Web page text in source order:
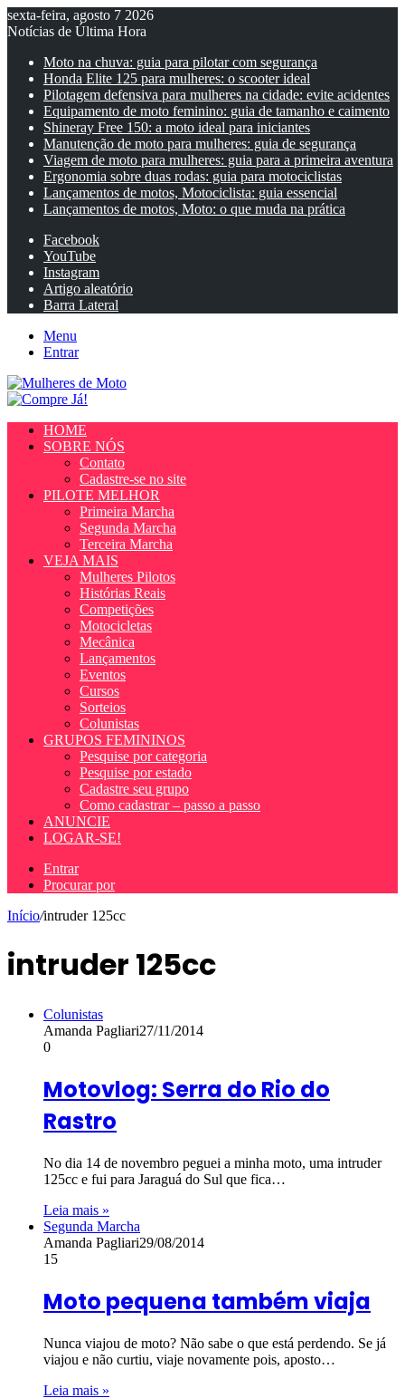
sexta-feira, agosto 7 2026
Notícias de Última Hora
Moto na chuva: guia para pilotar com segurança
Honda Elite 125 para mulheres: o scooter ideal
Pilotagem defensiva para mulheres na cidade: evite acidentes
Equipamento de moto feminino: guia de tamanho e caimento
Shineray Free 150: a moto ideal para iniciantes
Manutenção de moto para mulheres: guia de segurança
Viagem de moto para mulheres: guia para a primeira aventura
Ergonomia sobre duas rodas: guia para motociclistas
Lançamentos de motos, Motociclista: guia essencial
Lançamentos de motos, Moto: o que muda na prática
Facebook
YouTube
Instagram
Artigo aleatório
Barra Lateral
Menu
Entrar
HOME
SOBRE NÓS
Contato
Cadastre-se no site
PILOTE MELHOR
Primeira Marcha
Segunda Marcha
Terceira Marcha
VEJA MAIS
Mulheres Pilotos
Histórias Reais
Competições
Motocicletas
Mecânica
Lançamentos
Eventos
Cursos
Sorteios
Colunistas
GRUPOS FEMININOS
Pesquise por categoria
Pesquise por estado
Cadastre seu grupo
Como cadastrar – passo a passo
ANUNCIE
LOGAR-SE!
Entrar
Procurar por
Início/intruder 125cc
intruder 125cc
Colunistas
Amanda Pagliari27/11/2014
0
Motovlog: Serra do Rio do
Rastro
No dia 14 de novembro peguei a minha moto, uma intruder
125cc e fui para Jaraguá do Sul que fica…
Leia mais »
Segunda Marcha
Amanda Pagliari29/08/2014
15
Moto pequena também viaja
Nunca viajou de moto? Não sabe o que está perdendo. Se já
viajou e não curtiu, viaje novamente pois, aposto…
Leia mais »